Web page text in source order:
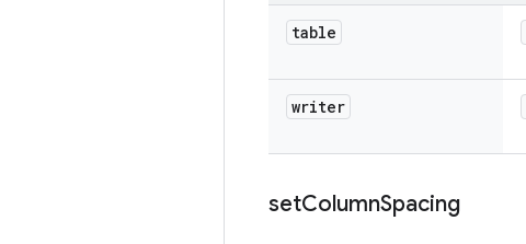
table
writer
setColumnSpacing